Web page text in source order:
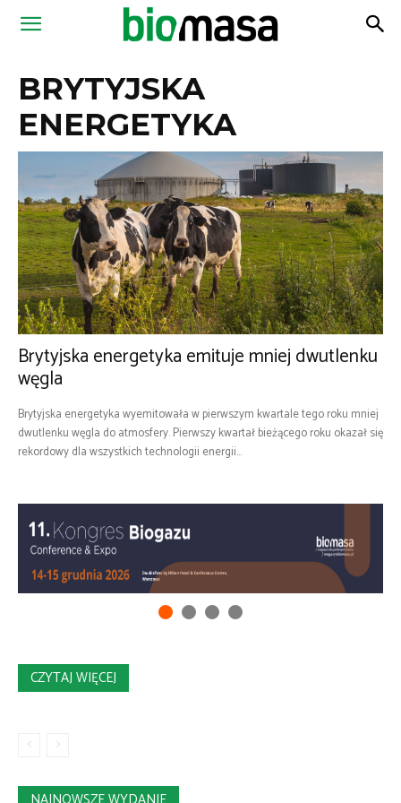
Magazyn
BRYTYJSKA
ENERGETYKA
Brytyjska energetyka emituje mniej dwutlenku
węgla
Brytyjska energetyka wyemitowała w pierwszym kwartale tego roku mniej
dwutlenku węgla do atmosfery. Pierwszy kwartał bieżącego roku okazał się
rekordowy dla wszystkich technologii energii...
CZYTAJ WIĘCEJ